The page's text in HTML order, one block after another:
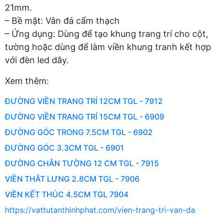
21mm.
– Bề mặt: Vân đá cẩm thạch
– Ứng dụng: Dùng để tạo khung trang trí cho cột,
tường hoặc dùng để làm viền khung tranh kết hợp
với đèn led dây.
Xem thêm:
ĐƯỜNG VIỀN TRANG TRÍ 12CM TGL - 7912
ĐƯỜNG VIỀN TRANG TRÍ 15CM TGL - 6909
ĐƯỜNG GÓC TRONG 7.5CM TGL - 6902
ĐƯỜNG GÓC 3.3CM TGL - 6901
ĐƯỜNG CHÂN TƯỜNG 12 CM TGL - 7915
VIỀN THẮT LƯNG 2.8CM TGL - 7906
VIỀN KẾT THÚC 4.5CM TGL 7904
https://vattutanthinhphat.com/vien-trang-tri-van-da